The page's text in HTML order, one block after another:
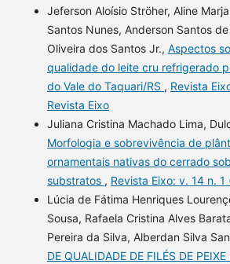
Jeferson Aloísio Ströher, Aline
Santos Nunes, Anderson Santos
Oliveira dos Santos Jr., Aspectos
qualidade do leite cru refrigerado
do Vale do Taquari/RS , Revista
Revista Eixo
Juliana Cristina Machado Lima,
Morfologia e sobrevivência de
ornamentais nativas do cerrado
substratos , Revista Eixo: v. 14 n.
Lúcia de Fátima Henriques
Sousa, Rafaela Cristina Alves
Pereira da Silva, Alberdan Silva
DE QUALIDADE DE FILÉS DE PEIXE